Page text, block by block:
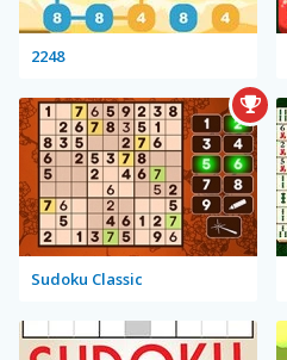
2248
Sudoku Classic